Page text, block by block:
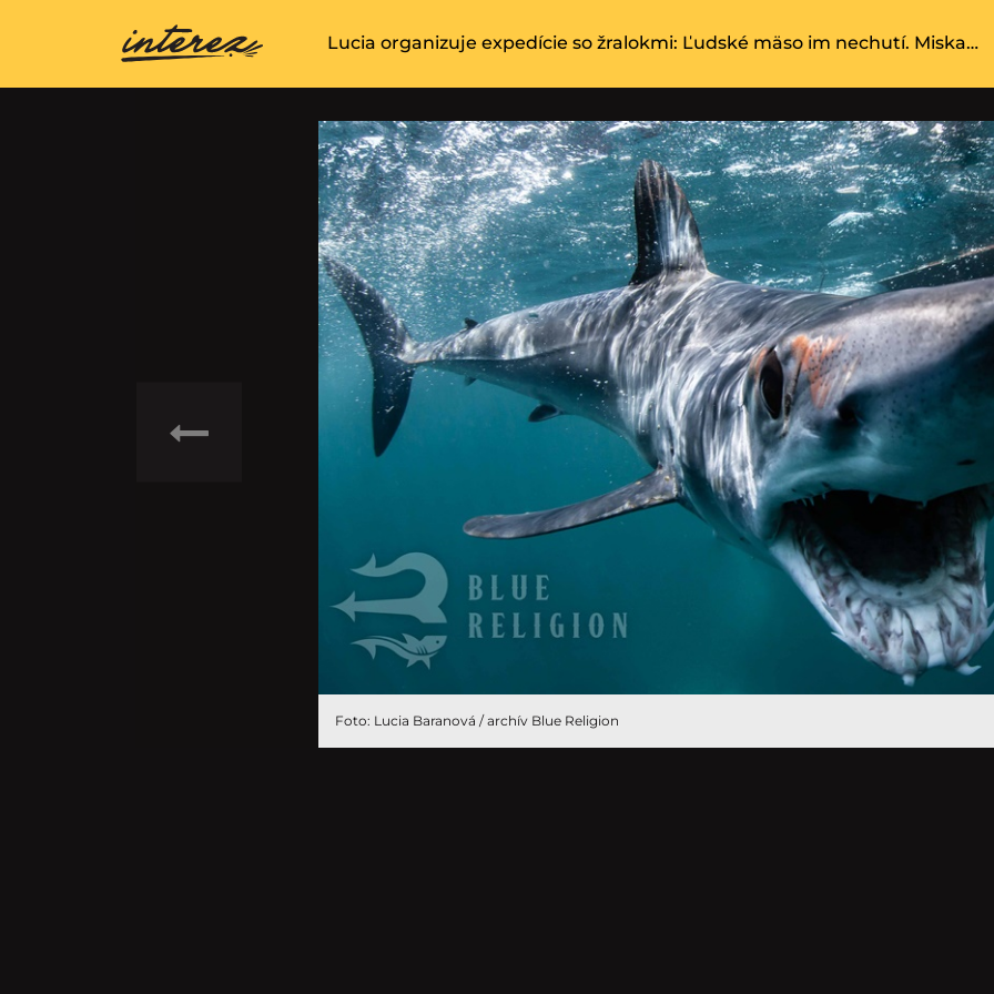
Lucia organizuje expedície so žralokmi: Ľudské mäso im nechutí. Miska…
Foto: Lucia Baranová / archív Blue Religion